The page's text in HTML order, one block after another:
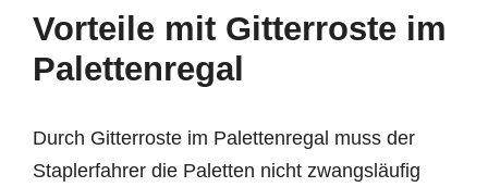
Vorteile mit Gitterroste im
Palettenregal
Durch Gitterroste im Palettenregal muss der
Staplerfahrer die Paletten nicht zwangsläufig